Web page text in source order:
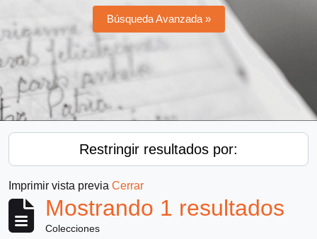
Búsqueda Avanzada »
Restringir resultados por:
Imprimir vista previa Cerrar
Mostrando 1 resultados
Colecciones